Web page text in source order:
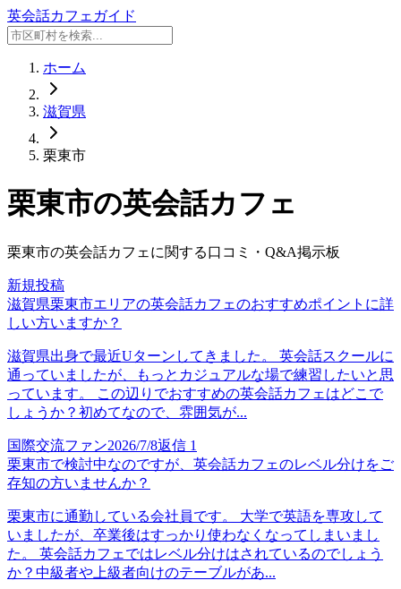
英会話カフェガイド
ホーム
滋賀県
栗東市
栗東市の英会話カフェ
栗東市の英会話カフェに関する口コミ・Q&A掲示板
新規投稿
滋賀県栗東市エリアの英会話カフェのおすすめポイントに詳
しい方いますか？
滋賀県出身で最近Uターンしてきました。 英会話スクールに
通っていましたが、もっとカジュアルな場で練習したいと思
っています。 この辺りでおすすめの英会話カフェはどこで
しょうか？初めてなので、雰囲気が...
国際交流ファン2026/7/8返信 1
栗東市で検討中なのですが、英会話カフェのレベル分けをご
存知の方いませんか？
栗東市に通勤している会社員です。 大学で英語を専攻して
いましたが、卒業後はすっかり使わなくなってしまいまし
た。 英会話カフェではレベル分けはされているのでしょう
か？中級者や上級者向けのテーブルがあ...